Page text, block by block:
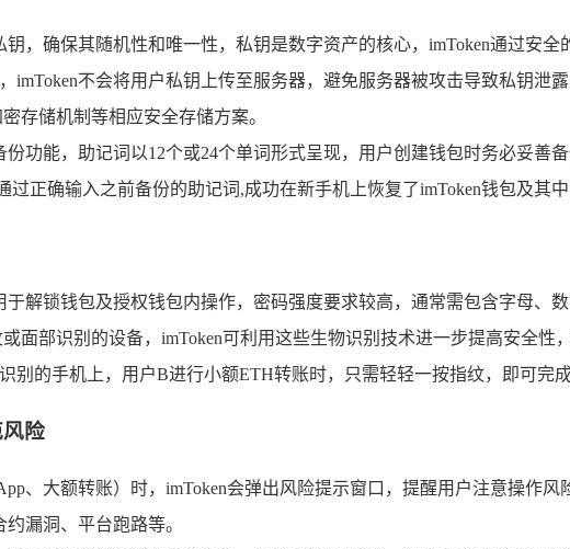
钥，确保其随机性和唯一性，私钥是数字资产的核心，imToken通过安全
imToken不会将用户私钥上传至服务器，避免服务器被攻击导致私钥泄
存储机制等相应安全存储方案。
份功能，助记词以12个或24个单词形式呈现，用户创建钱包时务必妥善
正确输入之前备份的助记词,成功在新手机上恢复了imToken钱包及其中
于解锁钱包及授权钱包内操作，密码强度要求较高，通常需包含字母、
面部识别的设备，imToken可利用这些生物识别技术进一步提高安全
别的手机上，用户B进行小额ETH转账时，只需轻轻一按指纹，即可完
险
、大额转账）时，imToken会弹出风险提示窗口，提醒用户注意操作
漏洞、平台跑路等。